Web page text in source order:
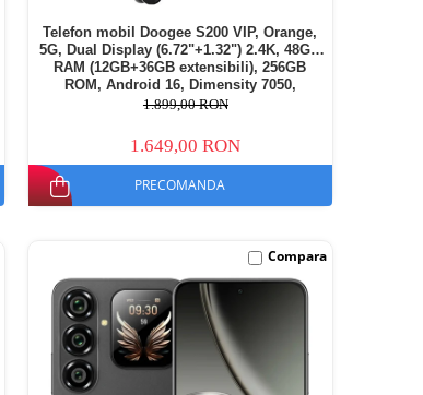
Telefon mobil Doogee S200 VIP, Orange,
5G, Dual Display (6.72"+1.32") 2.4K, 48GB
RAM (12GB+36GB extensibili), 256GB
ROM, Android 16, Dimensity 7050,
10100mAh, Casti wireless BoneBeat Run,
1.899,00 RON
1.649,00 RON
PRECOMANDA
Compara